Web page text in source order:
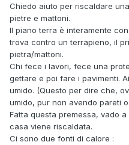
Chiedo aiuto per riscaldare
pietre e mattoni.
Il piano terra è interamente
trova contro un terrapieno, il
pietra/mattoni.
Chi fece i lavori, fece una
gettare e poi fare i pavimenti.
umido. (Questo per dire che,
umido, pur non avendo pareti
Fatta questa premessa, vado
casa viene riscaldata.
Ci sono due fonti di calore :